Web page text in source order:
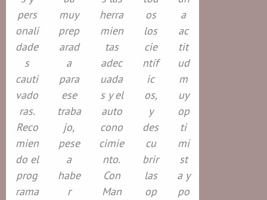
pers
onali
dade
s
cauti
vado
ras.
Reco
mien
do el
prog
rama
muy
prep
arad
a
para
ese
traba
jo,
pese
a
habe
r
herra
mien
tas
adec
uada
s y el
auto
cono
cimie
nto.
Con
Man
os
los
cie
ntíf
ic
os,
y
des
cu
brir
las
op
a
ac
tit
ud
m
uy
op
ti
mi
st
a y
po